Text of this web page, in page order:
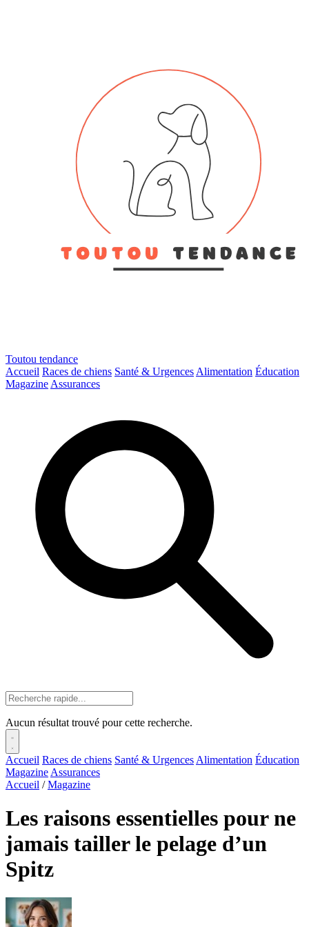
Toutou tendance
Accueil Races de chiens Santé & Urgences Alimentation Éducation
Magazine Assurances
Aucun résultat trouvé pour cette recherche.
Accueil Races de chiens Santé & Urgences Alimentation Éducation
Magazine Assurances
Accueil / Magazine
Les raisons essentielles pour ne
jamais tailler le pelage d’un
Spitz